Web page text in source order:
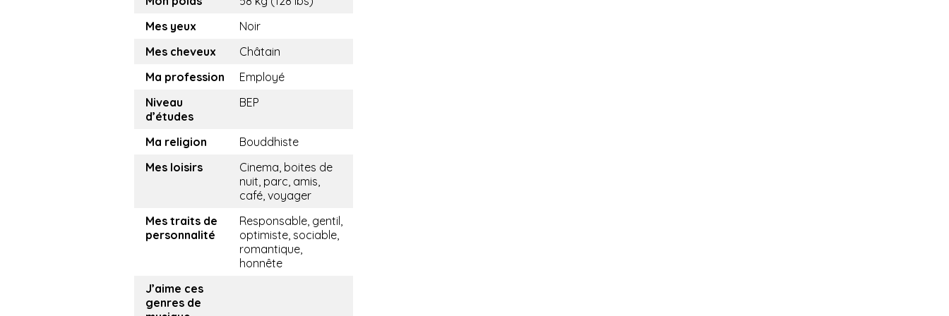
Mes yeux
Noir
Mes cheveux
Châtain
Ma profession
Employé
Niveau
d’études
BEP
Ma religion
Bouddhiste
Mes loisirs
Cinema, boites de
nuit, parc, amis,
café, voyager
Mes traits de
personnalité
Responsable, gentil,
optimiste, sociable,
romantique,
honnête
J’aime ces
genres de